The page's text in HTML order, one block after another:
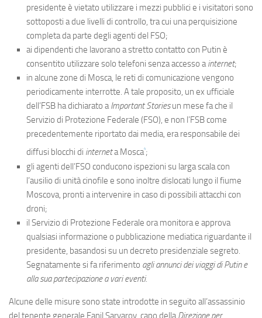
presidente è vietato utilizzare i mezzi pubblici e i visitatori sono
sottoposti a due livelli di controllo, tra cui una perquisizione
completa da parte degli agenti del FSO;
ai dipendenti che lavorano a stretto contatto con Putin è
consentito utilizzare solo telefoni senza accesso ainternet;
in alcune zone di Mosca, le reti di comunicazione vengono
periodicamente interrotte. A tale proposito, un ex ufficiale
dell’FSB ha dichiarato aImportant Storiesun mese fa che il
Servizio di Protezione Federale (FSO), e non l’FSB come
precedentemente riportato dai media, era responsabile dei
diffusi blocchi di interneta Mosca4;
gli agenti dell’FSO conducono ispezioni su larga scala con
l’ausilio di unità cinofile e sono inoltre dislocati lungo il fiume
Moscova, pronti a intervenire in caso di possibili attacchi con
droni;
il Servizio di Protezione Federale ora monitora e approva
qualsiasi informazione o pubblicazione mediatica riguardante il
presidente, basandosi su un decreto presidenziale segreto.
Segnatamente si fa riferimento agli annunci dei viaggi di Putin e
alla sua partecipazione a vari eventi.
Alcune delle misure sono state introdotte in seguito all’assassinio
del tenente generale Fanil Sarvarov, capo della Direzione per